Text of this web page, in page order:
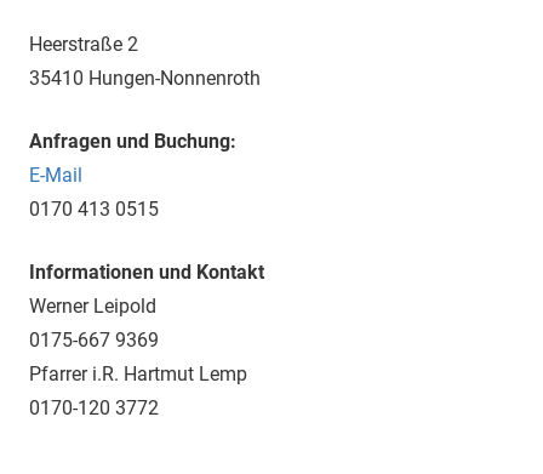
Heerstraße 2
35410 Hungen-Nonnenroth
Anfragen und Buchung:
E-Mail
0170 413 0515
Informationen und Kontakt
Werner Leipold
0175-667 9369
Pfarrer i.R. Hartmut Lemp
0170-120 3772